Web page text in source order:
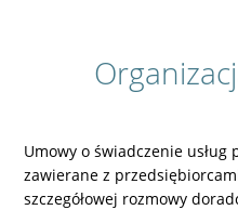
Umowy o świadczenie usług
zawierane z
szczegółowej rozmowy